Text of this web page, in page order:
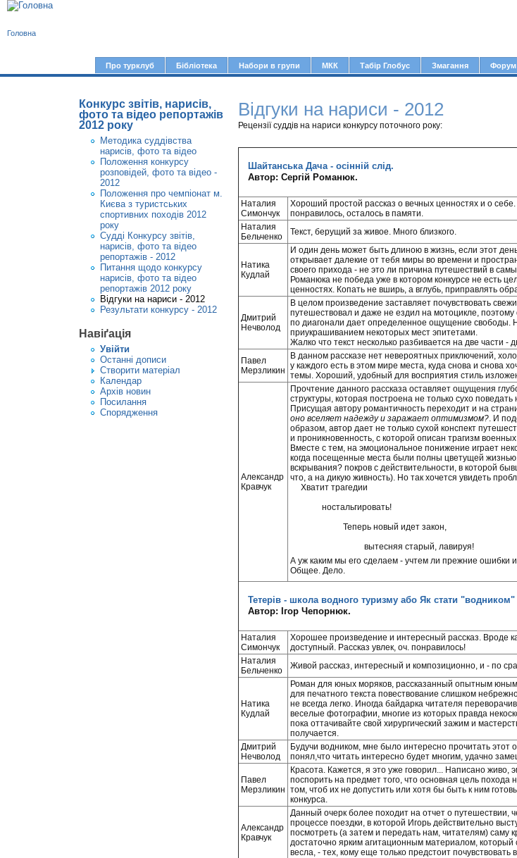
л
о
м
н
ю
Про турклуб Бібліотека Набори в групи МКК Табір Глобус Змагання Форум
Головна
Конкурс звітів, нарисів,
фото та відео репортажів
2012 року
Методика суддівства
нарисів, фото та відео
Положення конкурсу
розповідей, фото та відео -
2012
Положення про чемпіонат м.
Києва з туристських
спортивних походів 2012
року
Судді Конкурсу звітів,
нарисів, фото та відео
репортажів - 2012
Питання щодо конкурсу
нарисів, фото та відео
репортажів 2012 року
Відгуки на нариси - 2012
Результати конкурсу - 2012
Навіґація
Увiйти
Останні дописи
Створити матерiал
Календар
Архів новин
Посилання
Спорядження
Відгуки на нариси - 2012
Рецензії суддів на нариси конкурсу поточного року:
Шайтанська Дача - осінній слід.
Автор: Сергій Романюк.
Наталия
Симончук
Хороший простой рассказ о вечных ценностях и о
понравилось, осталось в памяти.
Наталия
Бельченко
Текст, берущий за живое. Много близкого.
Натика
Кудлай
И один день может быть длиною в жизнь, если этот
открывает далекие от тебя миры во времени и
своего прихода - не это ли причина путешествий в
Романюка не победа уже в котором конкурсе не есть
ценностях. Копать не вширь, а вглубь, приправлять
Дмитрий
Нечволод
В целом произведение заставляет почувствовать
путешествовал и даже не ездил на мотоцикле,
по диагонали дает определенное ощущение свободы.
приукрашиванием некоторых мест эпитетами.
Жалко что текст несколько разбивается на две части -
Павел
Мерзликин
В данном рассказе нет невероятных приключений,
у каждого есть в этом мире места, куда снова и снова
темы. Хороший, удобный для восприятия стиль
Александр
Кравчук
Прочтение данного рассказа оставляет ощущения
структуры, которая построена не только сухо
Присущая автору романтичность переходит и на
оно вселяет надежду и заражает оптимизмом?. И
образом, автор дает не только сухой конспект
и проникновенность, с которой описан трагизм
Вместе с тем, на эмоциональное понижение играет
когда посещенные места были полны цветущей
вскрывания? покров с действительности, в которой
что, а на дикую живность). Но так хочется увидеть
Хватит трагедии
ностальгировать!
Теперь новый идет закон,
вытесняя старый, лавируя!
А уж каким мы его сделаем - учтем ли прежние ошибки
Общее. Дело.
Тетерів - школа водного туризму або Як стати "водником"
Автор: Ігор Чепорнюк.
Наталия
Симончук
Хорошее произведение и интересный рассказ. Вроде
доступный. Рассказ увлек, оч. понравилось!
Наталия
Бельченко
Живой рассказ, интересный и композиционно, и - по
Натика
Кудлай
Роман для юных моряков, рассказанный опытным
для печатного текста повествование слишком
не всегда легко. Иногда байдарка читателя
веселые фотографии, многие из которых правда
пока оттачивайте свой хирургический зажим и
получается.
Дмитрий
Нечволод
Будучи водником, мне было интересно прочитать этот
понял,что читать интересно будет многим, удачно
Павел
Мерзликин
Красота. Кажется, я это уже говорил... Написано
поспорить на предмет того, что основная цель
том, чтоб их не допустить или хотя бы быть к ним
конкурса.
Александр
Кравчук
Данный очерк более походит на отчет о путешествии,
процессе поездки, в которой Игорь действительно
посмотреть (а затем и передать нам, читателям) саму
достаточно ярким агитационным материалом,
весла, - тех, кому еще только предстоит